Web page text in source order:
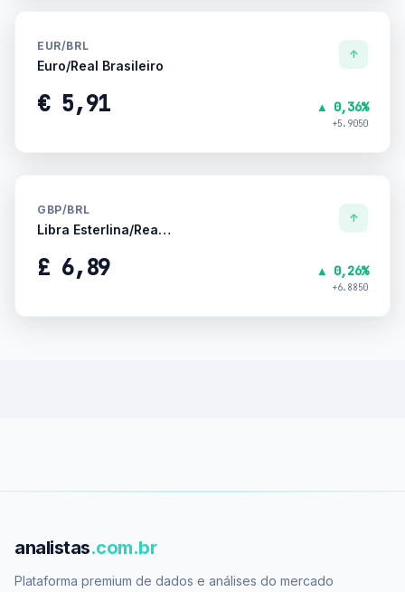
EUR/BRL
Euro/Real Brasileiro
↑
€ 5,91 ▲ 0,36%
+5.9050
GBP/BRL
Libra Esterlina/Real Brasileiro
↑
£ 6,89 ▲ 0,26%
+6.8850
analistas.com.br
Plataforma premium de dados e análises do mercado